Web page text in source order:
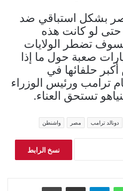
بشكل استباقي ضد
حتى لو كانت هذه
فسوف تضطر الولايات
صعبة حول ما إذا
حلفائها في
ترامب ورئيس الوزراء
تستحق العناء.
دونالد ترامب مصر واشنطن
نسخ الرابط
واتساب تيلقرام مشاركة عبر البريد طباعة